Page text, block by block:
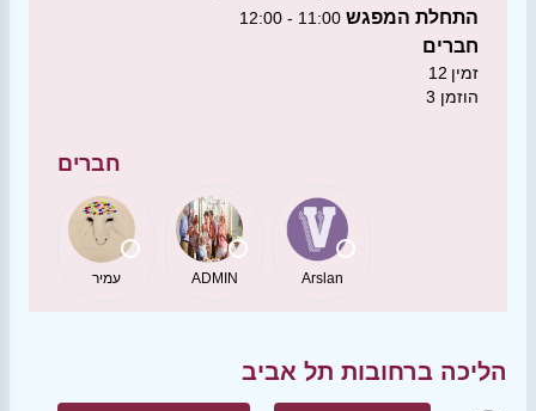
התחלת המפגש 11:00 - 12:00
חברים
12 זמין
3 הוזמן
חברים
עמיר ADMIN Arslan
הליכה ברחובות תל אביב